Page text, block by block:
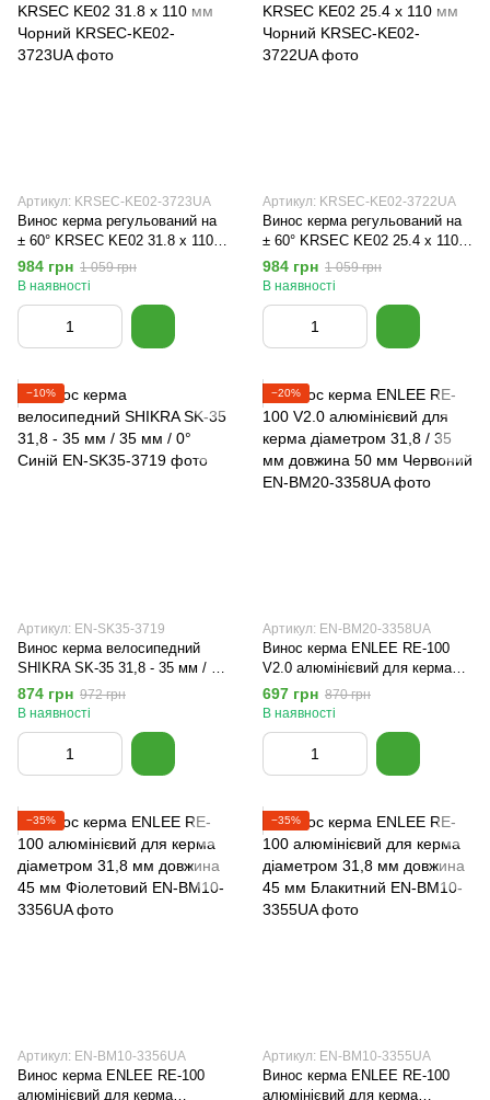
Артикул: KRSEC-KE02-3723UA
Винос керма регульований на
± 60° KRSEC KE02 31.8 x 110
мм Чорний
984 грн 1 059 грн
В наявності
Артикул: KRSEC-KE02-3722UA
Винос керма регульований на
± 60° KRSEC KE02 25.4 x 110
мм Чорний
984 грн 1 059 грн
В наявності
−10%
Артикул: EN-SK35-3719
Винос керма велосипедний
SHIKRA SK-35 31,8 - 35 мм / 35
мм / 0° Синій
874 грн 972 грн
В наявності
−20%
Артикул: EN-BM20-3358UA
Винос керма ENLEE RE-100
V2.0 алюмінієвий для керма
діаметром 31,8 / 35 мм
довжина 50 мм Червоний
697 грн 870 грн
В наявності
−35%
Артикул: EN-BM10-3356UA
Винос керма ENLEE RE-100
алюмінієвий для керма
−35%
Артикул: EN-BM10-3355UA
Винос керма ENLEE RE-100
алюмінієвий для керма